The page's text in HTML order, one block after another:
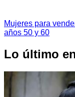
Mujeres para
años 50 y 60
Lo último